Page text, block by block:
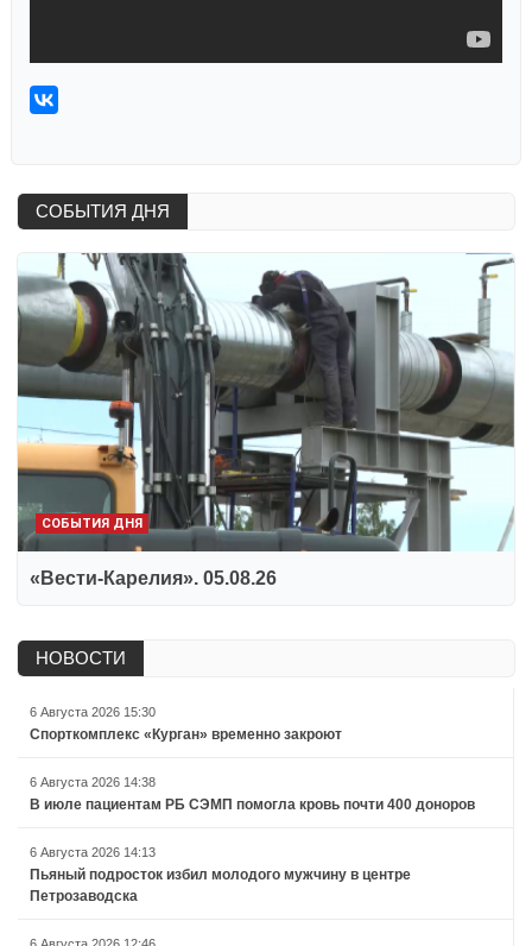
СОБЫТИЯ ДНЯ
СОБЫТИЯ ДНЯ
«Вести-Карелия». 05.08.26
НОВОСТИ
6 Августа 2026 15:30
Спорткомплекс «Курган» временно закроют
6 Августа 2026 14:38
В июле пациентам РБ СЭМП помогла кровь почти 400 доноров
6 Августа 2026 14:13
Пьяный подросток избил молодого мужчину в центре
Петрозаводска